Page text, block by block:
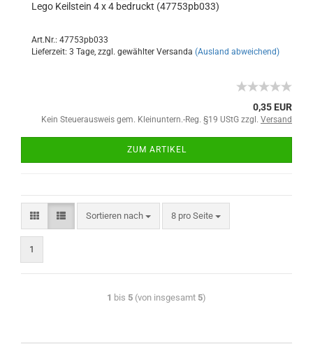
Lego Keilstein 4 x 4 bedruckt (47753pb033)
Art.Nr.: 47753pb033
Lieferzeit: 3 Tage, zzgl. gewählter Versanda (Ausland abweichend)
0,35 EUR
Kein Steuerausweis gem. Kleinuntern.-Reg. §19 UStG zzgl. Versand
ZUM ARTIKEL
Sortieren nach 8 pro Seite
1
1 bis 5 (von insgesamt 5)